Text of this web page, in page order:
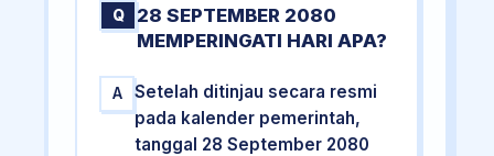
Q
28 SEPTEMBER 2080
MEMPERINGATI HARI APA?
A
Setelah ditinjau secara resmi
pada kalender pemerintah,
tanggal 28 September 2080